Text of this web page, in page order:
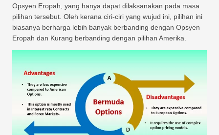
Opsyen Eropah, yang hanya dapat dilaksanakan pada masa
pilihan tersebut. Oleh kerana ciri-ciri yang wujud ini, pilihan ini
biasanya berharga lebih banyak berbanding dengan Opsyen
Eropah dan Kurang berbanding dengan pilihan Amerika.